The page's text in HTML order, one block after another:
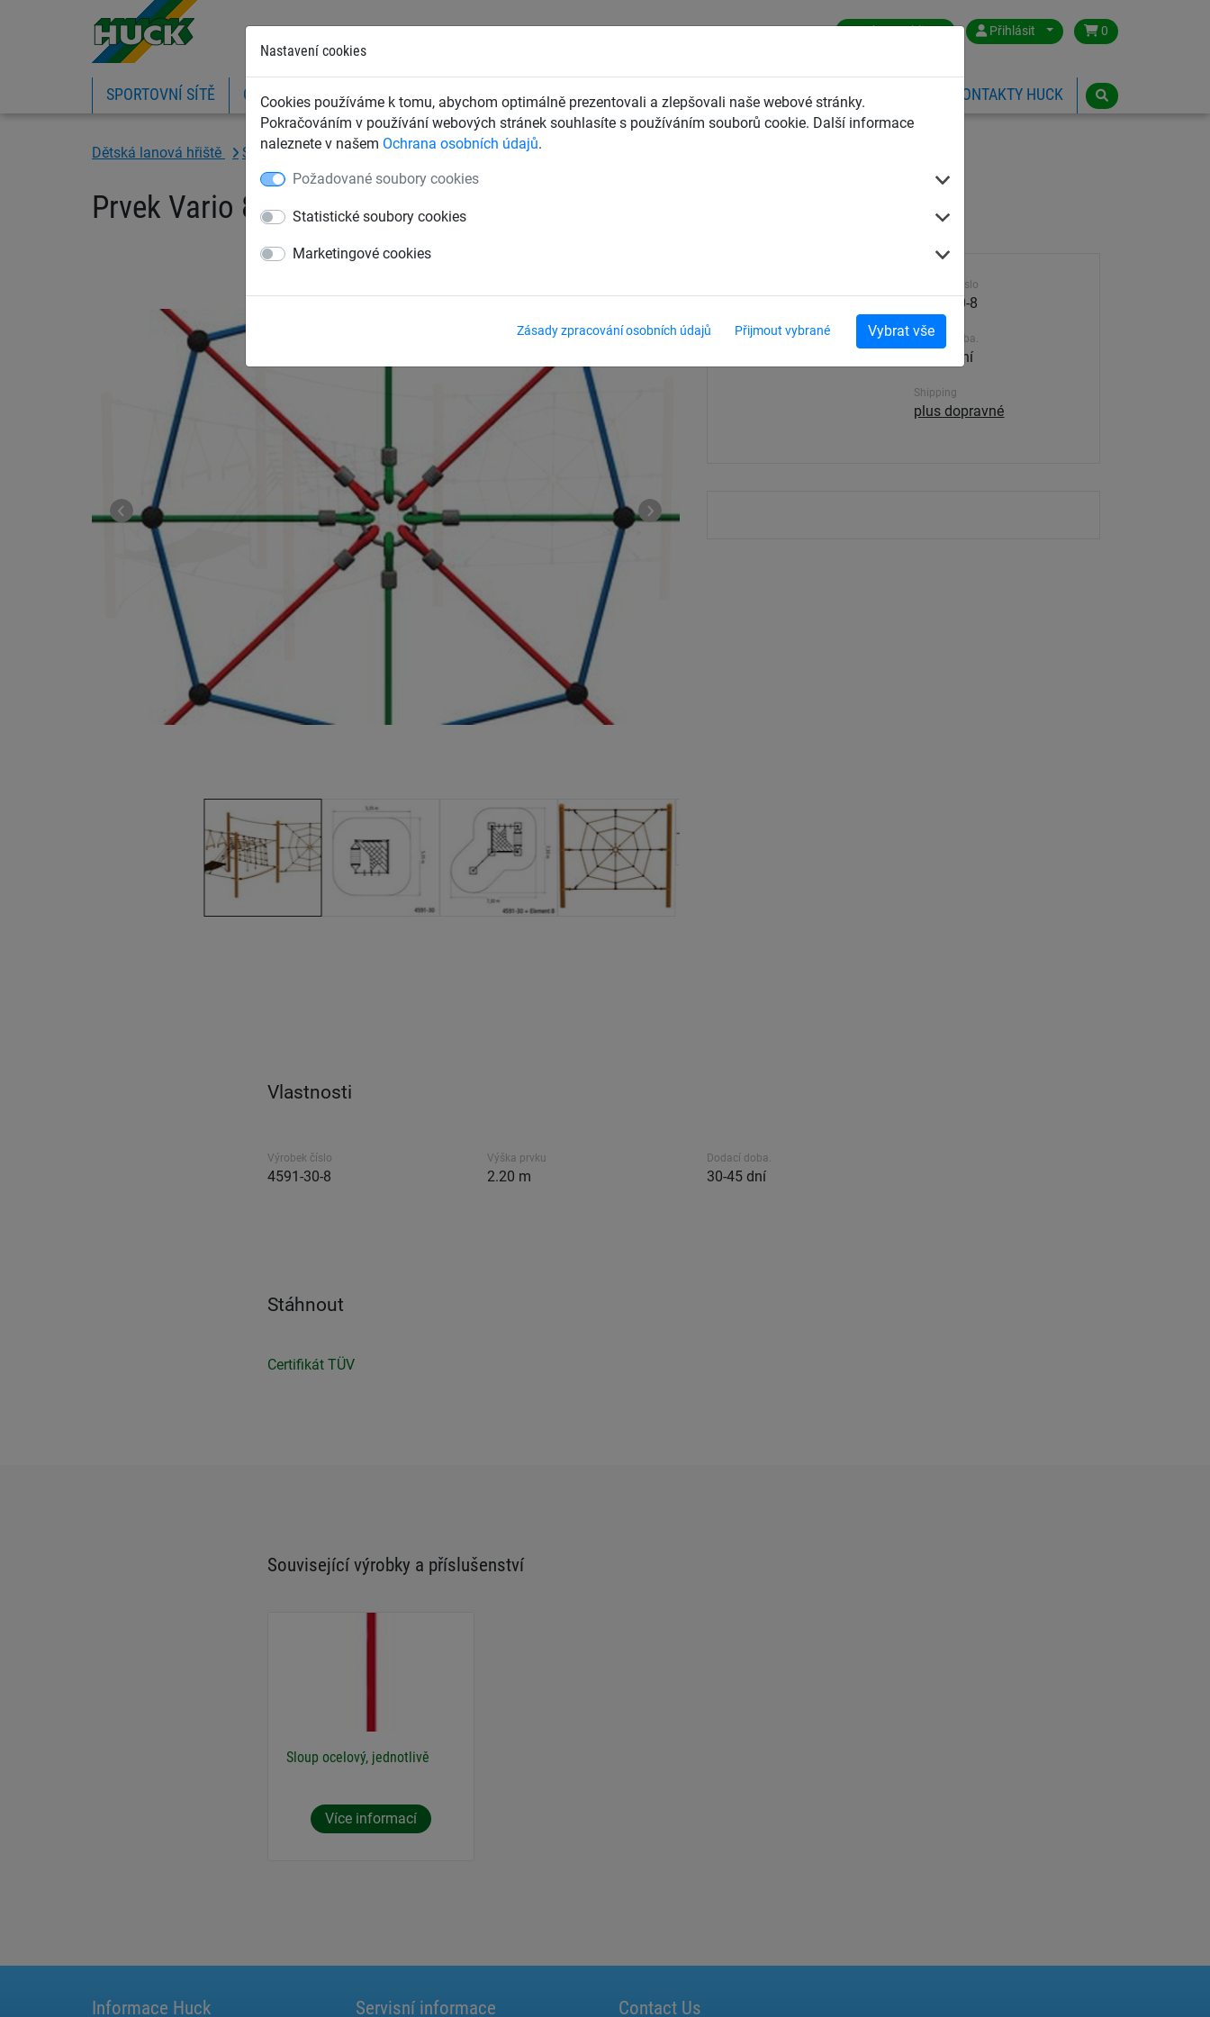
Nastavení cookies
Cookies používáme k tomu, abychom optimálně prezentovali a zlepšovali naše webové stránky.
Pokračováním v používání webových stránek souhlasíte s používáním souborů cookie. Další informace
naleznete v našem Ochrana osobních údajů.
Požadované soubory cookies
Statistické soubory cookies
Marketingové cookies
Zásady zpracování osobních údajů Přijmout vybrané Vybrat vše
Czech Republic Přihlásit 0
SPORTOVNÍ SÍTĚ OCHRANNÉ SÍTĚ A PLACHTY ZÁCHYTNÉ BEZPEČNOSTNÍ SÍTĚ DĚTSKÁ LANOVÁ HŘIŠTĚ KONTAKTY HUCK
Dětská lanová hřiště Systém Vario pro ocelové sloupy
Prvek Vario 8, pro ocelové sloupy
Výrobek číslo
4591-30-8
Dodací doba.
30-45 dní
Shipping
plus dopravné
Vlastnosti
Výrobek číslo
4591-30-8
Výška prvku
2.20 m
Dodací doba.
30-45 dní
Stáhnout
Certifikát TÜV
Související výrobky a příslušenství
Sloup ocelový, jednotlivě
Více informací
Informace Huck Servisní informace Contact Us